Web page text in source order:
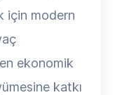
için modern
ekonomik
katkı